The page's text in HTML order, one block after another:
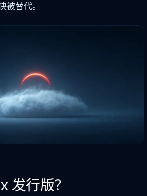
被替代。
发行版？